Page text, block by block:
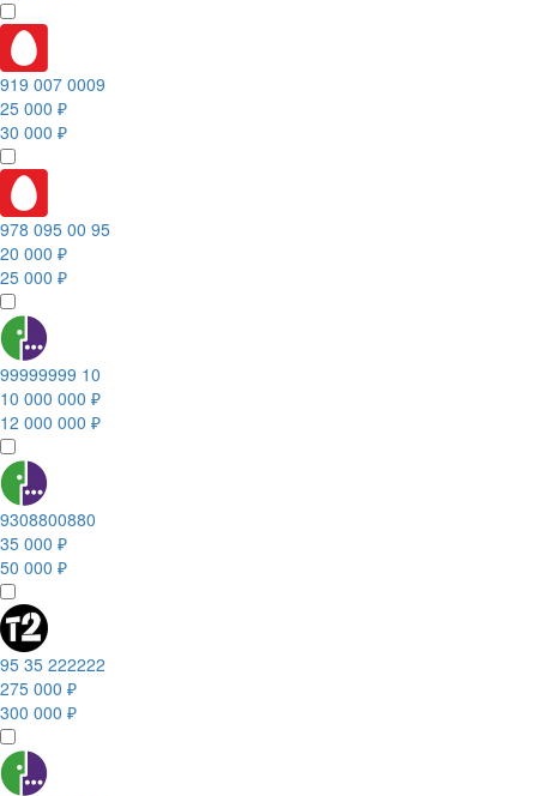
919 007 0009
25 000 ₽
30 000 ₽
978 095 00 95
20 000 ₽
25 000 ₽
99999999 10
10 000 000 ₽
12 000 000 ₽
9308800880
35 000 ₽
50 000 ₽
95 35 222222
275 000 ₽
300 000 ₽